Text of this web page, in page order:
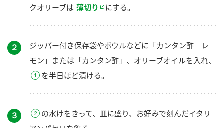
クオリーブは 薄切り にする。
２
ジッパー付き保存袋やボウルなどに「カンタン酢 レ
モン」または「カンタン酢」、オリーブオイルを入れ、
を半日ほど漬ける。
３
の水けをきって、皿に盛り、お好みで刻んだイタリ